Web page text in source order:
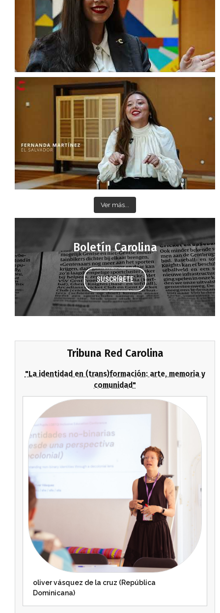
Ver más...
Boletín Carolina
SUSCRÍBETE
Tribuna Red Carolina
"La identidad en (trans)formación: arte, memoria y
comunidad"
oliver vásquez de la cruz (República
Dominicana)